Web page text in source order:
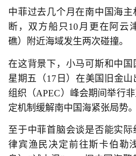
中菲过去几个月在南中国海
断，双方船只10月更在阿云
礁）附近海域发生两次碰撞。
在这背景下，小马可斯和中国
星期五（17日）在美国旧金
组织（APEC）峰会期间举行
定机制缓解南中国海紧张局势。
至于中菲首脑会谈是否能实
律宾渔民决定前往斯卡伯勒